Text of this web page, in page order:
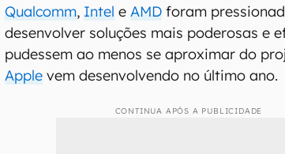
Qualcomm, Intel eAMD foram
desenvolver soluções mais poderosas e
pudessem ao menos se aproximar do
Apple vem desenvolvendo no último ano.
CONTINUA APÓS A PUBLICIDADE